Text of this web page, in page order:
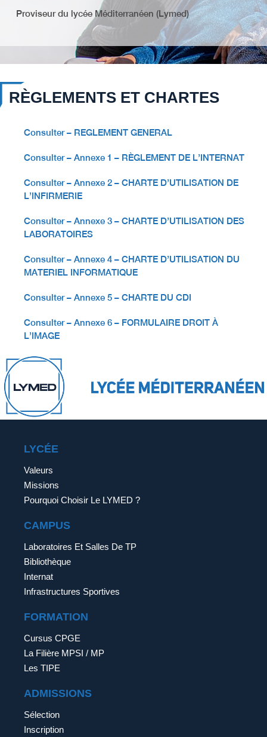
Proviseur du lycée Méditerranéen (Lymed)
RÈGLEMENTS ET CHARTES
Consulter – REGLEMENT GENERAL
Consulter – Annexe 1 – RÈGLEMENT DE L’INTERNAT
Consulter – Annexe 2 – CHARTE D’UTILISATION DE
L’INFIRMERIE
Consulter – Annexe 3 – CHARTE D’UTILISATION DES
LABORATOIRES
Consulter – Annexe 4 – CHARTE D’UTILISATION DU
MATERIEL INFORMATIQUE
Consulter – Annexe 5 – CHARTE DU CDI
Consulter – Annexe 6 – FORMULAIRE DROIT À
L’IMAGE
LYCÉE
Valeurs
Missions
Pourquoi Choisir Le LYMED ?
CAMPUS
Laboratoires Et Salles De TP
Bibliothèque
Internat
Infrastructures Sportives
FORMATION
Cursus CPGE
La Filière MPSI / MP
Les TIPE
ADMISSIONS
Sélection
Inscription